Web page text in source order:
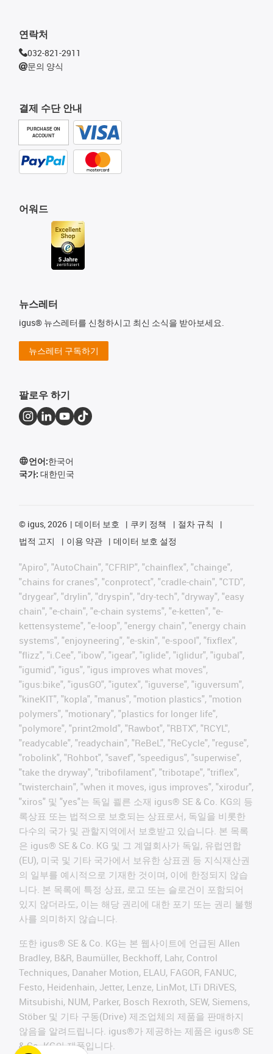
결제 수단 안내
PURCHASE ON
ACCOUNT
어워드
연락처
032-821-2911
문의 양식
뉴스레터
igus® 뉴스레터를 신청하시고 최신 소식을 받아보세요.
뉴스레터 구독하기
팔로우 하기
언어:한국어
국가: 대한민국
© igus, 2026 데이터 보호 쿠키 정책
절차 규칙
법적 고지
이용 약관 데이터 보호 설정
"Apiro", "AutoChain", "CFRIP", "chainflex", "chainge",
"chains for cranes", "conprotect", "cradle-chain", "CTD",
"drygear", "drylin", "dryspin", "dry-tech", "dryway", "easy
chain", "e-chain", "e-chain systems", "e-ketten", "e-
kettensysteme", "e-loop", "energy chain", "energy chain
systems", "enjoyneering", "e-skin", "e-spool", "fixflex",
"flizz", "i.Cee", "ibow", "igear", "iglide", "iglidur", "igubal",
"igumid", "igus", "igus improves what moves",
"igus:bike", "igusGO", "igutex", "iguverse", "iguversum",
"kineKIT", "kopla", "manus", "motion plastics", "motion
polymers", "motionary", "plastics for longer life",
"polymore", "print2mold", "Rawbot", "RBTX", "RCYL",
"readycable", "readychain", "ReBeL", "ReCycle", "reguse",
"robolink", "Rohbot", "savef", "speedigus", "superwise",
"take the dryway", "tribofilament", "tribotape", "triflex",
"twisterchain", "when it moves, igus improves", "xirodur",
"xiros" 및 "yes"는 독일 쾰른 소재 igus® SE & Co. KG의 등
록상표 또는 법적으로 보호되는 상표로서, 독일을 비롯한
다수의 국가 및 관할지역에서 보호받고 있습니다. 본 목록
은 igus® SE & Co. KG 및 그 계열회사가 독일, 유럽연합
(EU), 미국 및 기타 국가에서 보유한 상표권 등 지식재산권
의 일부를 예시적으로 기재한 것이며, 이에 한정되지 않습
니다. 본 목록에 특정 상표, 로고 또는 슬로건이 포함되어
있지 않더라도, 이는 해당 권리에 대한 포기 또는 권리 불행
사를 의미하지 않습니다.
또한 igus® SE & Co. KG는 본 웹사이트에 언급된 Allen
Bradley, B&R, Baumüller, Beckhoff, Lahr, Control
Techniques, Danaher Motion, ELAU, FAGOR, FANUC,
Festo, Heidenhain, Jetter, Lenze, LinMot, LTi DRiVES,
Mitsubishi, NUM, Parker, Bosch Rexroth, SEW, Siemens,
Stöber 및 기타 구동(Drive) 제조업체의 제품을 판매하지
않음을 알려드립니다. igus®가 제공하는 제품은 igus® SE
& Co. KG의 제품입니다.